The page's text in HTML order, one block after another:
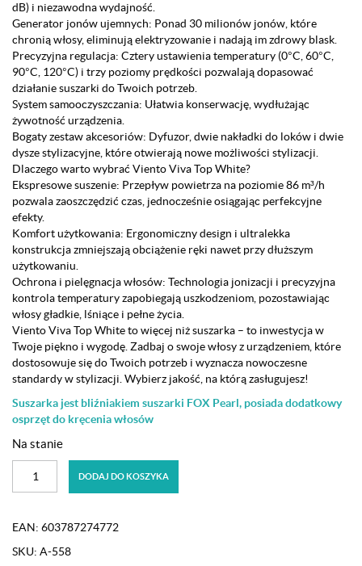
dB) i niezawodna wydajność.
Generator jonów ujemnych: Ponad 30 milionów jonów, które
chronią włosy, eliminują elektryzowanie i nadają im zdrowy blask.
Precyzyjna regulacja: Cztery ustawienia temperatury (0°C, 60°C,
90°C, 120°C) i trzy poziomy prędkości pozwalają dopasować
działanie suszarki do Twoich potrzeb.
System samooczyszczania: Ułatwia konserwację, wydłużając
żywotność urządzenia.
Bogaty zestaw akcesoriów: Dyfuzor, dwie nakładki do loków i dwie
dysze stylizacyjne, które otwierają nowe możliwości stylizacji.
Dlaczego warto wybrać Viento Viva Top White?
Ekspresowe suszenie: Przepływ powietrza na poziomie 86 m³/h
pozwala zaoszczędzić czas, jednocześnie osiągając perfekcyjne
efekty.
Komfort użytkowania: Ergonomiczny design i ultralekka
konstrukcja zmniejszają obciążenie ręki nawet przy dłuższym
użytkowaniu.
Ochrona i pielęgnacja włosów: Technologia jonizacji i precyzyjna
kontrola temperatury zapobiegają uszkodzeniom, pozostawiając
włosy gładkie, lśniące i pełne życia.
Viento Viva Top White to więcej niż suszarka – to inwestycja w
Twoje piękno i wygodę. Zadbaj o swoje włosy z urządzeniem, które
dostosowuje się do Twoich potrzeb i wyznacza nowoczesne
standardy w stylizacji. Wybierz jakość, na którą zasługujesz!
Suszarka jest bliźniakiem suszarki FOX Pearl, posiada dodatkowy
osprzęt do kręcenia włosów
Na stanie
bezszczotkowa
Viva
DODAJ DO KOSZYKA
EAN: 603787274772
SKU: A-558